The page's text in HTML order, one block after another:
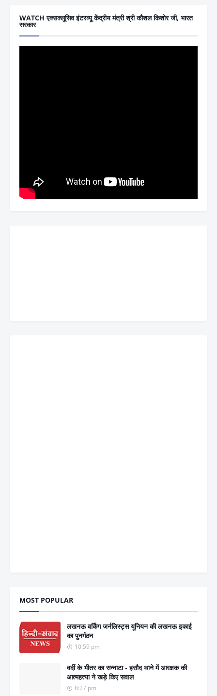
WATCH एक्सक्लूसिव इंटरव्यू केंद्रीय मंत्री श्री कौशल किशोर जी, भारत
सरकार
MOST POPULAR
लखनऊ वर्किंग जर्नलिस्ट्स यूनियन की लखनऊ इकाई
का पुनर्गठन
10:59 pm
वर्दी के भीतर का सन्नाटा - हसौद थाने में आरक्षक की
आत्महत्या ने खड़े किए सवाल
8:27 pm